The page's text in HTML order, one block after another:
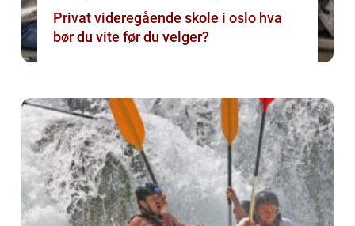
Privat videregående skole i oslo hva
bør du vite før du velger?